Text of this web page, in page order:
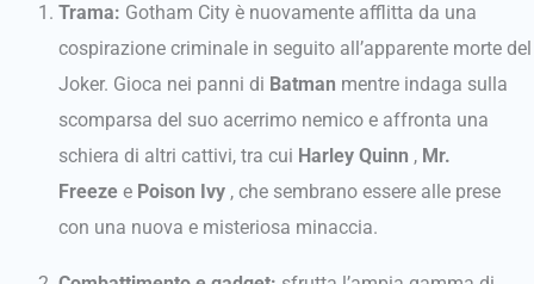
Trama: Gotham City è nuovamente afflitta da una
cospirazione criminale in seguito all’apparente morte del
Joker. Gioca nei panni di Batman mentre indaga sulla
scomparsa del suo acerrimo nemico e affronta una
schiera di altri cattivi, tra cui Harley Quinn , Mr.
Freeze e Poison Ivy , che sembrano essere alle prese
con una nuova e misteriosa minaccia.